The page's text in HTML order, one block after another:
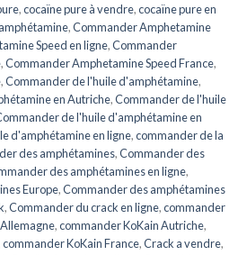
,cocaïne pure à vendre,cocaïne pure en
,Commander Amphetamine
Speed ​​​​en ligne,Commander
,Commander Amphetamine Speed ​​France,
,Commander de l'huile d'amphétamine,
en Autriche,Commander de l'huile
de l'huile d'amphétamine en
d'amphétamine en ligne,commander de la
des amphétamines,Commander des
des amphétamines en ligne,
Europe,Commander des amphétamines
,Commander du crack en ligne,commander
,commander KoKain Autriche,
commander KoKain France,Crack a vendre,